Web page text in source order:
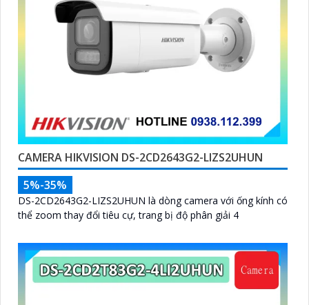
CAMERA HIKVISION DS-2CD2643G2-LIZS2UHUN
5%-35%
DS-2CD2643G2-LIZS2UHUN là dòng camera với ống kính có
thể zoom thay đổi tiêu cự, trang bị độ phân giải 4